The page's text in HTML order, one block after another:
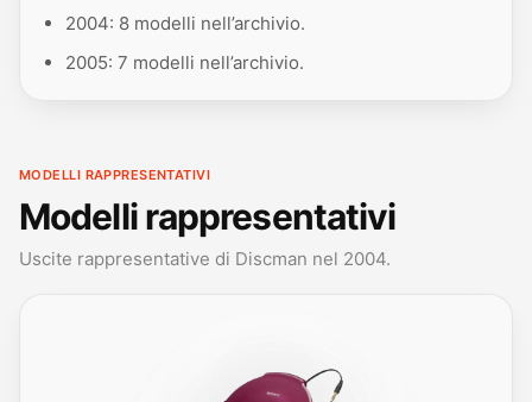
2004: 8 modelli nell’archivio.
2005: 7 modelli nell’archivio.
MODELLI RAPPRESENTATIVI
Modelli rappresentativi
Uscite rappresentative di Discman nel 2004.